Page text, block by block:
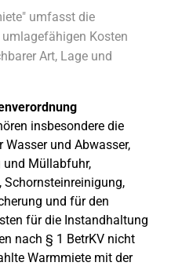
umfasst die
Kosten
Art, Lage und
insbesondere die
Wasser und Abwasser,
und Müllabfuhr,
Schornsteinreinigung,
und für den
für die Instandhaltung
nach § 1 BetrKV nicht
Warmmiete mit der